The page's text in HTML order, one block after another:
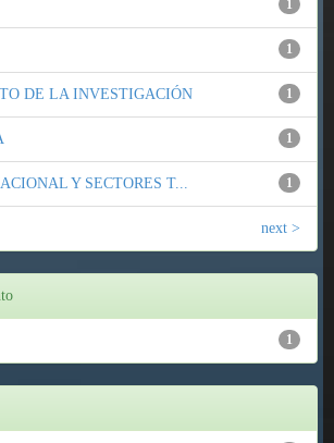
1
1
1
DE LA INVESTIGACIÓN
1
1
Y SECTORES T...
next >
1